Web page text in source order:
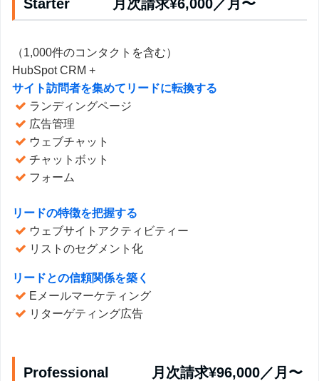
Starter 月次請求¥6,000／月〜
（1,000件のコンタクトを含む）
HubSpot CRM +
サイト訪問者を集めてリードに転換する
ランディングページ
広告管理
ウェブチャット
チャットボット
フォーム
リードの特徴を把握する
ウェブサイトアクティビティー
リストのセグメント化
リードとの信頼関係を築く
Eメールマーケティング
リターゲティング広告
Professional 月次請求¥96,000／月〜